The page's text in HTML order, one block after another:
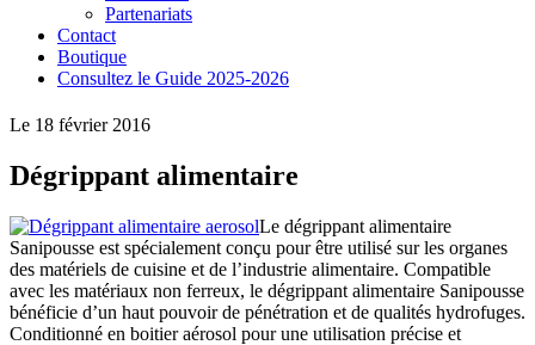
Partenariats
Contact
Boutique
Consultez le Guide 2025-2026
Le 18 février 2016
Dégrippant alimentaire
Le dégrippant alimentaire
Sanipousse est spécialement conçu pour être utilisé sur les organes
des matériels de cuisine et de l’industrie alimentaire. Compatible
avec les matériaux non ferreux, le dégrippant alimentaire Sanipousse
bénéficie d’un haut pouvoir de pénétration et de qualités hydrofuges.
Conditionné en boitier aérosol pour une utilisation précise et